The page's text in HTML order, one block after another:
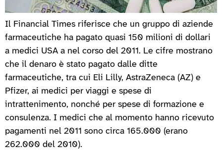
Il Financial Times riferisce che un gruppo di aziende
farmaceutiche ha pagato quasi 150 milioni di dollari
a medici USA a nel corso del 2011. Le cifre mostrano
che il denaro è stato pagato dalle ditte
farmaceutiche, tra cui Eli Lilly, AstraZeneca (AZ) e
Pfizer, ai medici per viaggi e spese di
intrattenimento, nonché per spese di formazione e
consulenza. I medici che al momento hanno ricevuto
pagamenti nel 2011 sono circa 165.000 (erano
262.000 del 2010).